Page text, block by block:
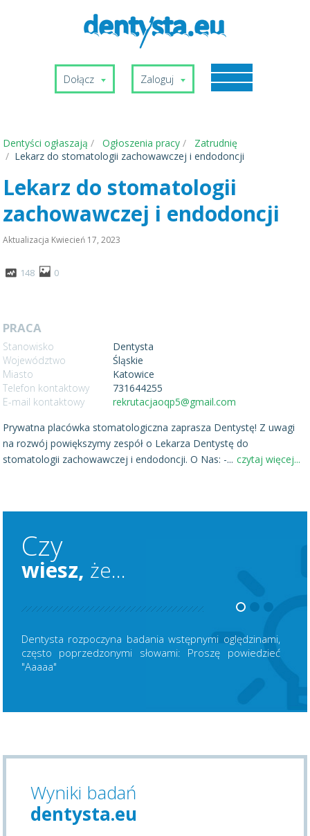
Dołącz Zaloguj
Dentyści ogłaszają Ogłoszenia pracy
Zatrudnię
Lekarz do stomatologii zachowawczej i endodoncji
Lekarz do stomatologii
zachowawczej i endodoncji
Aktualizacja Kwiecień 17, 2023
148 0
PRACA
Stanowisko
Dentysta
Województwo
Śląskie
Miasto
Katowice
Telefon kontaktowy
731644255
E-mail kontaktowy
rekrutacjaoqp5@gmail.com
Prywatna placówka stomatologiczna zaprasza Dentystę! Z uwagi
na rozwój powiększymy zespół o Lekarza Dentystę do
stomatologii zachowawczej i endodoncji. O Nas: -... czytaj więcej...
Czy
wiesz, że...
Dentysta rozpoczyna badania wstępnymi oględzinami,
często poprzedzonymi słowami: Proszę powiedzieć
"Aaaaa"
Wyniki badań
dentysta.eu